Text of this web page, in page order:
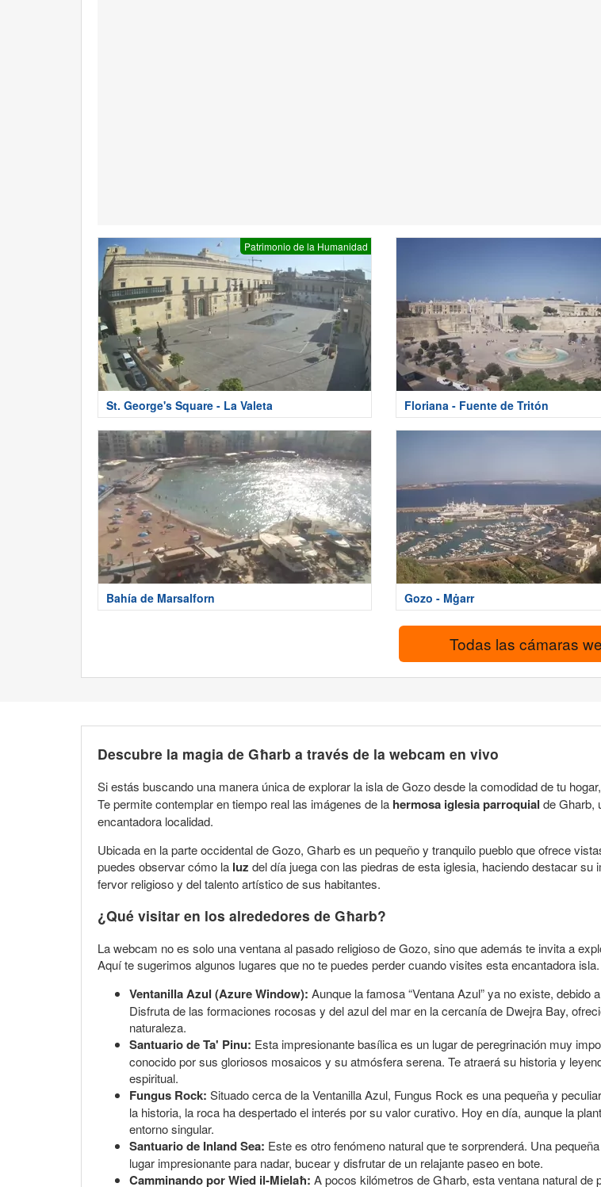
Patrimonio de la Humanidad
St. George's Square - La Valeta Floriana - Fuente de Tritón
Bahía de Marsalforn Gozo - Mġarr
Todas las cámaras
Descubre la magia de Għarb a través de la webcam en vivo
Si estás buscando una manera única de explorar la isla de Gozo desde la comodidad de tu
Te permite contemplar en tiempo real las imágenes de la hermosa iglesia parroquial de Gharb,
encantadora localidad.
Ubicada en la parte occidental de Gozo, Għarb es un pequeño y tranquilo pueblo que ofrece
puedes observar cómo la luz del día juega con las piedras de esta iglesia, haciendo destacar
fervor religioso y del talento artístico de sus habitantes.
¿Qué visitar en los alrededores de Għarb?
La webcam no es solo una ventana al pasado religioso de Gozo, sino que además te invita a
Aquí te sugerimos algunos lugares que no te puedes perder cuando visites esta encantadora isla.
Ventanilla Azul (Azure Window): Aunque la famosa “Ventana Azul” ya no existe,
Disfruta de las formaciones rocosas y del azul del mar en la cercanía de Dwejra Bay,
naturaleza.
Santuario de Ta' Pinu: Esta impresionante basílica es un lugar de peregrinación muy
conocido por sus gloriosos mosaicos y su atmósfera serena. Te atraerá su historia y
espiritual.
Fungus Rock: Situado cerca de la Ventanilla Azul, Fungus Rock es una pequeña y
la historia, la roca ha despertado el interés por su valor curativo. Hoy en día, aunque la
entorno singular.
Santuario de Inland Sea: Este es otro fenómeno natural que te sorprenderá. Una
lugar impresionante para nadar, bucear y disfrutar de un relajante paseo en bote.
Camminando por Wied il-Mielaħ: A pocos kilómetros de Għarb, esta ventana natural